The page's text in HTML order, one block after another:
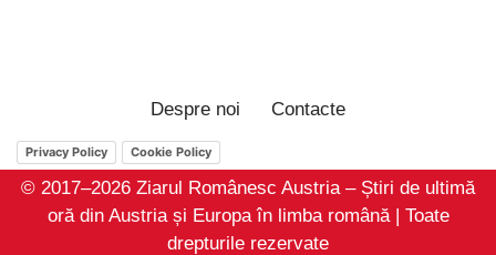
Despre noi Contacte
Privacy Policy Cookie Policy
© 2017–2026 Ziarul Românesc Austria – Știri de ultimă
oră din Austria și Europa în limba română | Toate
drepturile rezervate